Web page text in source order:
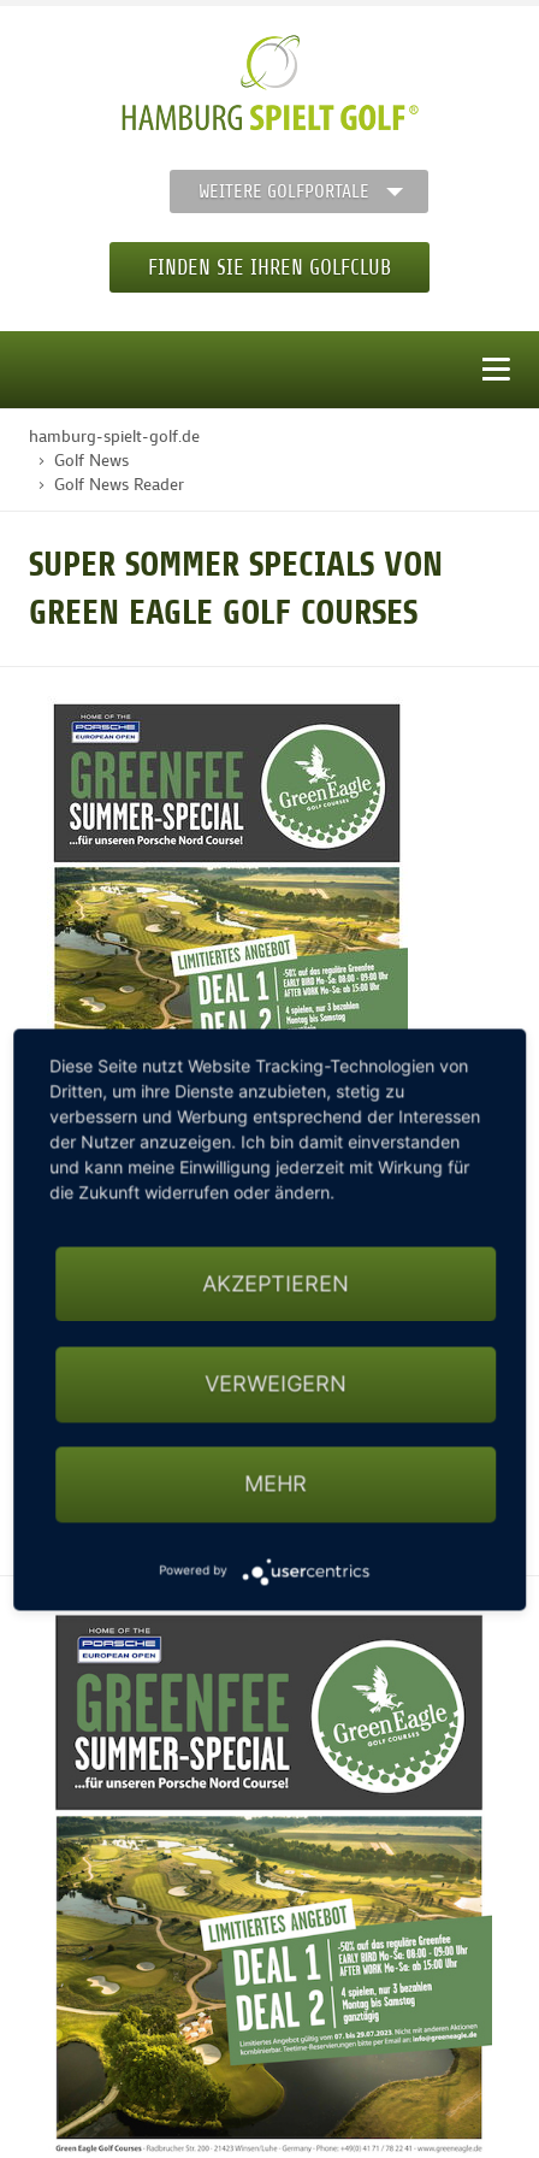
WEITERE GOLFPORTALE
FINDEN SIE IHREN GOLFCLUB
STARTSEITE
GOLFTURNIERE
MITGLIEDSCHAFT
GOLF NEWS
GOLFEINSTEIGER
GOLFHOTELS
hamburg-spielt-golf.de
Golf News
Golf News Reader
SUPER SOMMER SPECIALS VON
GREEN EAGLE GOLF COURSES
Jetzt eure Kalender checken und die passende
Home of the Porsche European Open direkt per Mail
an info@greeneagle.de <mailto:info@greeneagle.de>
Ganz früh morgens, nach der Arbeit oder am besten
Diese Seite nutzt Website Tracking-Technologien von
Dritten, um ihre Dienste anzubieten, stetig zu
verbessern und Werbung entsprechend der Interessen
der Nutzer anzuzeigen. Ich bin damit einverstanden
und kann meine Einwilligung jederzeit mit Wirkung für
die Zukunft widerrufen oder ändern.
AKZEPTIEREN
VERWEIGERN
MEHR
Powered by